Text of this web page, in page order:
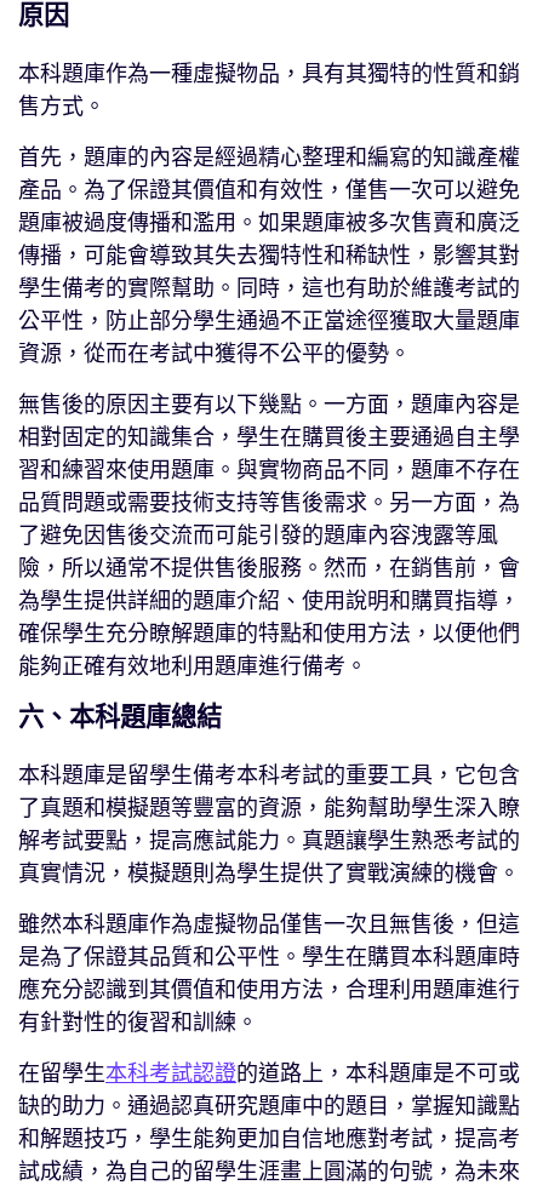
原因
本科題庫作為一種虛擬物品，具有其獨特的性質和銷
售方式。
首先，題庫的內容是經過精心整理和編寫的知識產權
產品。為了保證其價值和有效性，僅售一次可以避免
題庫被過度傳播和濫用。如果題庫被多次售賣和廣泛
傳播，可能會導致其失去獨特性和稀缺性，影響其對
學生備考的實際幫助。同時，這也有助於維護考試的
公平性，防止部分學生通過不正當途徑獲取大量題庫
資源，從而在考試中獲得不公平的優勢。
無售後的原因主要有以下幾點。一方面，題庫內容是
相對固定的知識集合，學生在購買後主要通過自主學
習和練習來使用題庫。與實物商品不同，題庫不存在
品質問題或需要技術支持等售後需求。另一方面，為
了避免因售後交流而可能引發的題庫內容洩露等風
險，所以通常不提供售後服務。然而，在銷售前，會
為學生提供詳細的題庫介紹、使用說明和購買指導，
確保學生充分瞭解題庫的特點和使用方法，以便他們
能夠正確有效地利用題庫進行備考。
六、本科題庫總結
本科題庫是留學生備考本科考試的重要工具，它包含
了真題和模擬題等豐富的資源，能夠幫助學生深入瞭
解考試要點，提高應試能力。真題讓學生熟悉考試的
真實情況，模擬題則為學生提供了實戰演練的機會。
雖然本科題庫作為虛擬物品僅售一次且無售後，但這
是為了保證其品質和公平性。學生在購買本科題庫時
應充分認識到其價值和使用方法，合理利用題庫進行
有針對性的復習和訓練。
在留學生本科考試認證的道路上，本科題庫是不可或
缺的助力。通過認真研究題庫中的題目，掌握知識點
和解題技巧，學生能夠更加自信地應對考試，提高考
試成績，為自己的留學生涯畫上圓滿的句號，為未來